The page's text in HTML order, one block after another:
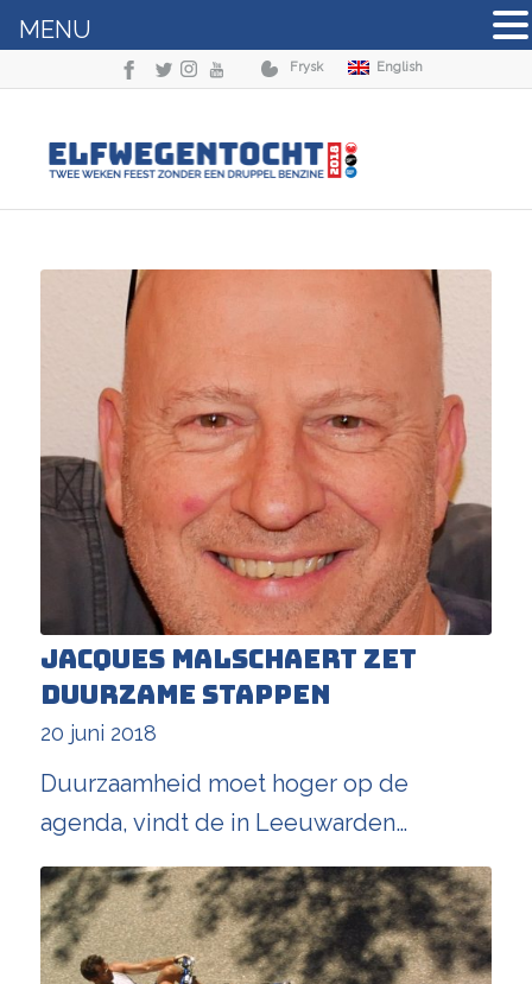
Frysk English
Jacques Malschaert zet
duurzame stappen
20 juni 2018
Duurzaamheid moet hoger op de
agenda, vindt de in Leeuwarden…
MENU